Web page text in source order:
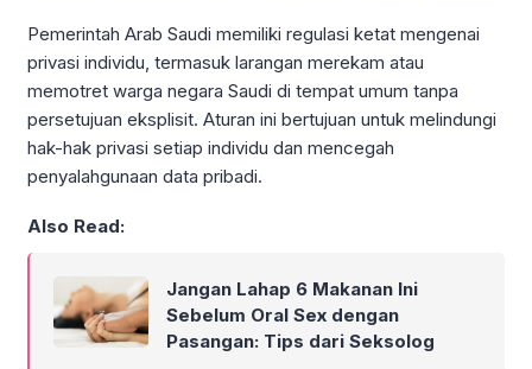
Pemerintah Arab Saudi memiliki regulasi ketat mengenai
privasi individu, termasuk larangan merekam atau
memotret warga negara Saudi di tempat umum tanpa
persetujuan eksplisit. Aturan ini bertujuan untuk melindungi
hak-hak privasi setiap individu dan mencegah
penyalahgunaan data pribadi.
Also Read:
Jangan Lahap 6 Makanan Ini
Sebelum Oral Sex dengan
Pasangan: Tips dari Seksolog